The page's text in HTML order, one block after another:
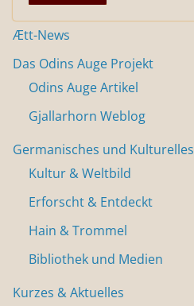
Ætt-News
Das Odins Auge Projekt
Odins Auge Artikel
Gjallarhorn Weblog
Germanisches und Kulturelles
Kultur & Weltbild
Erforscht & Entdeckt
Hain & Trommel
Bibliothek und Medien
Kurzes & Aktuelles